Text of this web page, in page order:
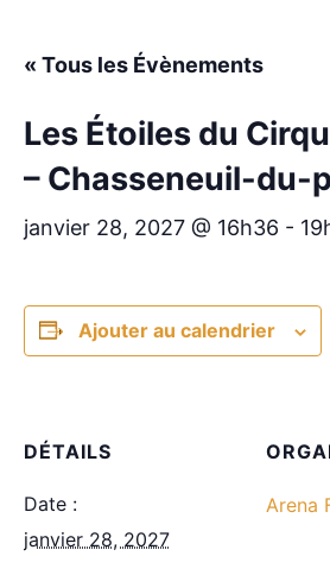
« Tous les Évènements
Les Étoiles du
– Chasseneuil-du-
janvier 28, 2027 @ 16h36 -
Ajouter au calendrier
DÉTAILS
Date :
janvier 28, 2027
Arena